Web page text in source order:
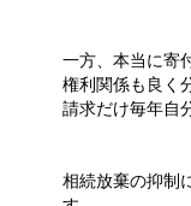
一方、本当に寄
権利関係も良く
請求だけ毎年自
相続放棄の抑制